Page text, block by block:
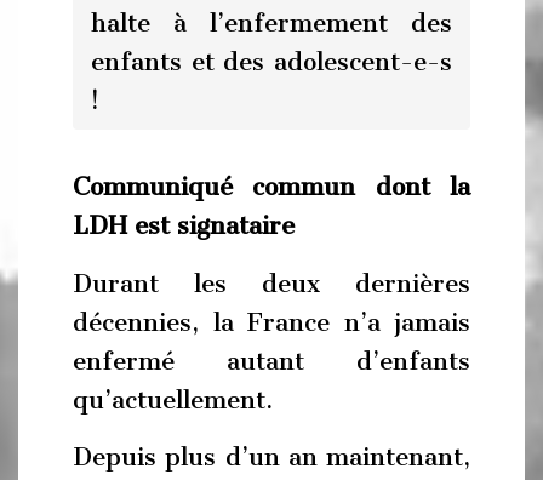
halte à l’enfermement des
enfants et des adolescent-e-s
!
Communiqué commun dont la
LDH est signataire
Durant les deux dernières
décennies, la France n’a jamais
enfermé autant d’enfants
qu’actuellement.
Depuis plus d’un an maintenant,